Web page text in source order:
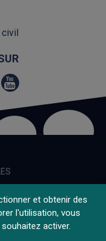
et obtenir des
l'utilisation, vous
activer.
Lien
la
chaîne
Youtube